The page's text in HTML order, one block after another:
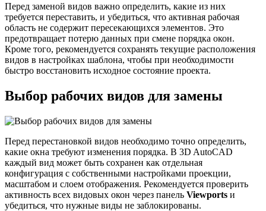
Перед заменой видов важно определить, какие из них
требуется переставить, и убедиться, что активная рабочая
область не содержит пересекающихся элементов. Это
предотвращает потерю данных при смене порядка окон.
Кроме того, рекомендуется сохранять текущие расположения
видов в настройках шаблона, чтобы при необходимости
быстро восстановить исходное состояние проекта.
Выбор рабочих видов для замены
Перед перестановкой видов необходимо точно определить,
какие окна требуют изменения порядка. В 3D AutoCAD
каждый вид может быть сохранен как отдельная
конфигурация с собственными настройками проекции,
масштабом и слоем отображения. Рекомендуется проверить
активность всех видовых окон через панель Viewports и
убедиться, что нужные виды не заблокированы.